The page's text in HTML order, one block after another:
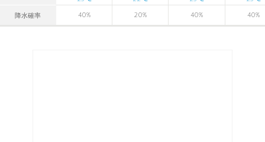
降水確率 40% 20% 40% 40%